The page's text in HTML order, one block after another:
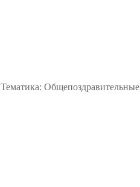
Общепоздравительные